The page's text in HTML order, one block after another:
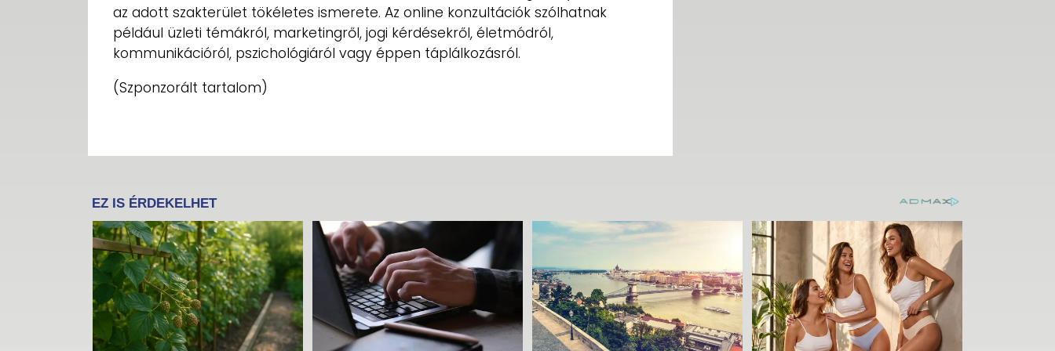
az adott szakterület tökéletes ismerete. Az online konzultációk szólhatnak
például üzleti témákról, marketingről, jogi kérdésekről, életmódról,
kommunikációról, pszichológiáról vagy éppen táplálkozásról.
(Szponzorált tartalom)